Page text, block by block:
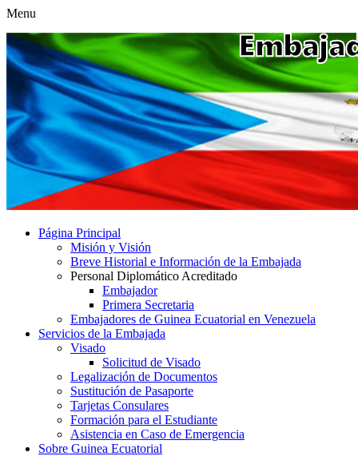
Menu
Página Principal
Misión y Visión
Breve Historial e Información de la Embajada
Personal Diplomático Acreditado
Embajador
Primera Secretaria
Embajadores de Guinea Ecuatorial en Venezuela
Servicios de la Embajada
Visado
Solicitud de Visado
Legalización de Documentos
Sustitución de Pasaporte
Tarjetas Consulares
Formación para el Estudiante
Asistencia en Caso de Emergencia
Sobre Guinea Ecuatorial